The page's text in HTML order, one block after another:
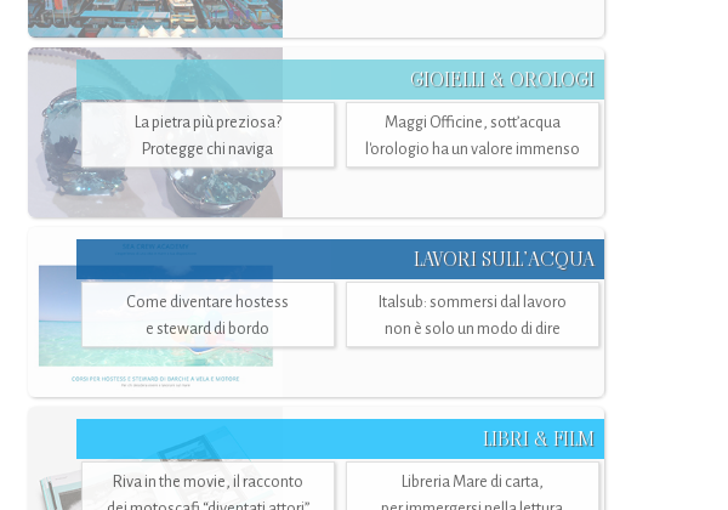
GIOIELLI & OROLOGI
La pietra più preziosa?
Protegge chi naviga
Maggi Officine, sott’acqua
l'orologio ha un valore immenso
LAVORI SULL’ACQUA
Come diventare hostess
e steward di bordo
Italsub: sommersi dal lavoro
non è solo un modo di dire
LIBRI & FILM
Riva in the movie, il racconto
Libreria Mare di carta,